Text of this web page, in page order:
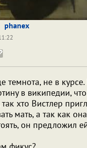
phanex
темнота, не в
в википедии,
xто Виcтлер
мать, а так как
он предложил